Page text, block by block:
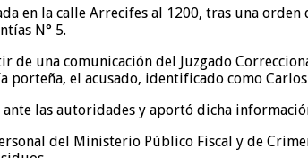
en la calle Arrecifes al 1200, tras una
N° 5.
de una comunicación del Juzgado
el acusado, identificado como
ante las autoridades y aportó dicha
del Ministerio Público Fiscal y de